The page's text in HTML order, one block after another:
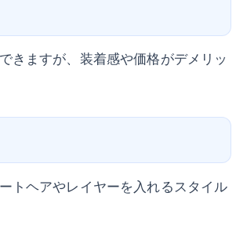
きますが、装着感や価格がデメリッ
トヘアやレイヤーを入れるスタイル